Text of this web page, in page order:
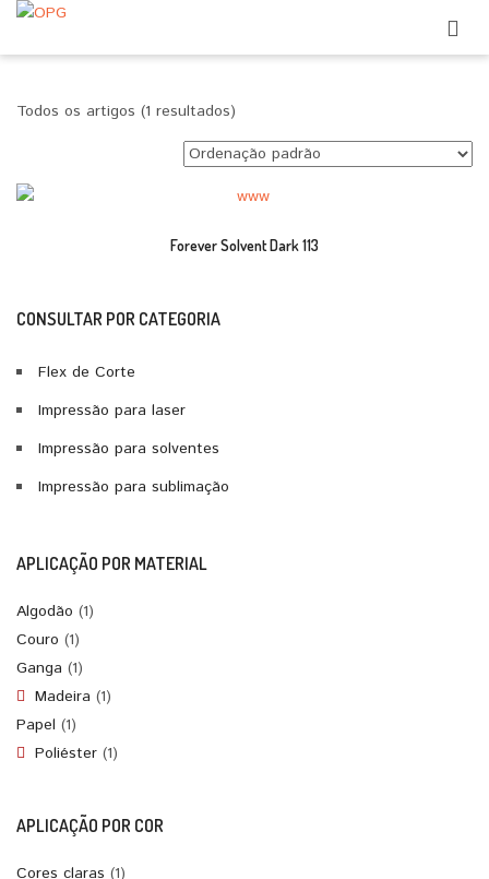
Todos os artigos (1 resultados)
Forever Solvent Dark 113
CONSULTAR POR CATEGORIA
Flex de Corte
Impressão para laser
Impressão para solventes
Impressão para sublimação
APLICAÇÃO POR MATERIAL
Algodão (1)
Couro (1)
Ganga (1)
Madeira (1)
Papel (1)
Poliéster (1)
APLICAÇÃO POR COR
Cores claras (1)